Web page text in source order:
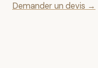
Demander un devis →